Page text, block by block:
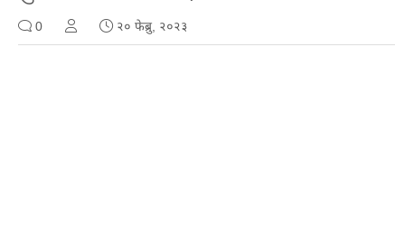
0 २० फेब्रु, २०२३